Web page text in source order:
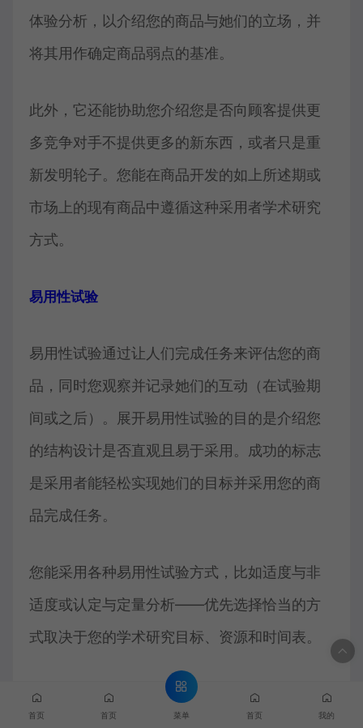
体验分析，以介绍您的商品与她们的立场，并
将其用作确定商品弱点的基准。
此外，它还能协助您介绍您是否向顾客提供更
多竞争对手不提供更多的新东西，或者只是重
新发明轮子。您能在商品开发的如上所述期或
市场上的现有商品中遵循这种采用者学术研究
方式。
易用性试验
易用性试验通过让人们完成任务来评估您的商
品，同时您观察并记录她们的互动（在试验期
间或之后）。展开易用性试验的目的是介绍您
的结构设计是否直观且易于采用。成功的标志
是采用者能轻松实现她们的目标并采用您的商
品完成任务。
您能采用各种易用性试验方式，比如适度与非
适度或认定与定量分析——优先选择恰当的方
式取决于您的学术研究目标、资源和时间表。
日记学术研究
首页 首页 菜单 首页 我的